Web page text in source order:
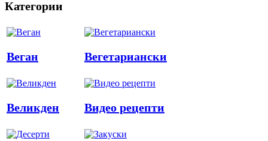
Категории
Веган Вегетариански
Великден Видео рецепти